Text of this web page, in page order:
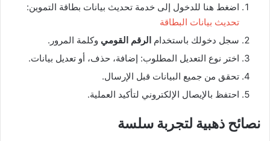
اضغط هنا للدخول إلى خدمة تحديث بيانات بطاقة التموين:
تحديث بيانات البطاقة
سجل دخولك باستخدام الرقم القومي وكلمة المرور.
اختر نوع التعديل المطلوب: إضافة، حذف، أو تعديل بيانات.
تحقق من جميع البيانات قبل الإرسال.
احتفظ بالإيصال الإلكتروني لتأكيد العملية.
نصائح ذهبية لتجربة سلسة